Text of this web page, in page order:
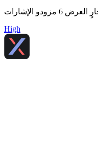
العرض 6 مزودو الإشارات
High